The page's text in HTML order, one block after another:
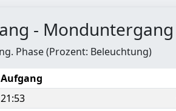
- Monduntergang
Phase (Prozent: Beleuchtung)
Aufgang
21:53